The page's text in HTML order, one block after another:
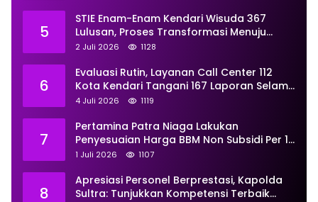
5
STIE Enam-Enam Kendari Wisuda 367
Lulusan, Proses Transformasi Menuju
Universitas Resmi Diterima
2 Juli 2026 1128
6
Evaluasi Rutin, Layanan Call Center 112
Kota Kendari Tangani 167 Laporan Selama
Juni
4 Juli 2026 1119
7
Pertamina Patra Niaga Lakukan
Penyesuaian Harga BBM Non Subsidi Per 1
Juli 2026, Berikut Rinciannya
1 Juli 2026 1107
8
Apresiasi Personel Berprestasi, Kapolda
Sultra: Tunjukkan Kompetensi Terbaik